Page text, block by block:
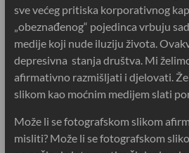
sve većeg pritiska korporativnog
„obeznađenog“ pojedinca vrbuju
medije koji nude iluziju života.
depresivna stanja društva. Mi
afirmativno razmišljati i djelovati.
slikom kao moćnim medijem slati
Može li se fotografskom slikom
misliti? Može li se fotografskom